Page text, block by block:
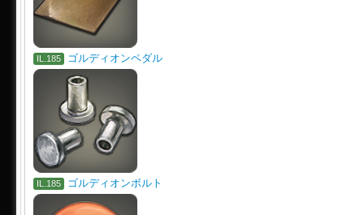
IL.185 ゴルディオンペダル
IL.185 ゴルディオンボルト